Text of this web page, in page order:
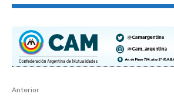
Anterior